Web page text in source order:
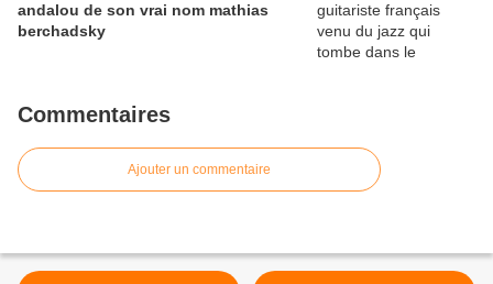
andalou de son vrai nom mathias
berchadsky
Commentaires
Ajouter un commentaire